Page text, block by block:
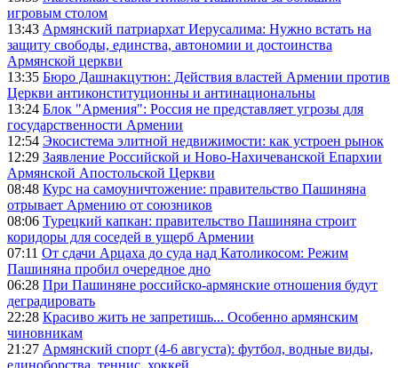
игровым столом
13:43 Армянский патриархат Иерусалима: Нужно встать на
защиту свободы, единства, автономии и достоинства
Армянской церкви
13:35 Бюро Дашнакцутюн: Действия властей Армении против
Церкви антиконституционны и антинациональны
13:24 Блок "Армения": Россия не представляет угрозы для
государственности Армении
12:54 Экосистема элитной недвижимости: как устроен рынок
12:29 Заявление Российской и Ново-Нахичеванской Епархии
Армянской Апостольской Церкви
08:48 Курс на самоуничтожение: правительство Пашиняна
отрывает Армению от союзников
08:06 Турецкий капкан: правительство Пашиняна строит
коридоры для соседей в ущерб Армении
07:11 От сдачи Арцаха до суда над Католикосом: Режим
Пашиняна пробил очередное дно
06:28 При Пашиняне российско-армянские отношения будут
деградировать
22:28 Красиво жить не запретишь... Особенно армянским
чиновникам
21:27 Армянский спорт (4-6 августа): футбол, водные виды,
единоборства, теннис, хоккей